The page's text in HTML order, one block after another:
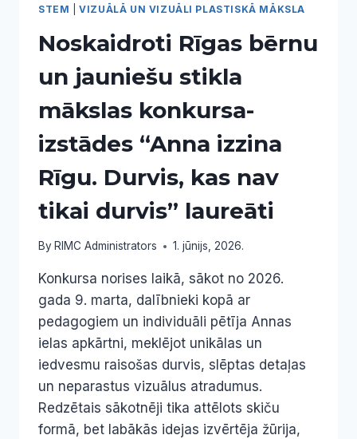
STEM |VIZUĀLĀ UN VIZUĀLI PLASTISKĀ MĀKSLA
Noskaidroti Rīgas bērnu
un jauniešu stikla
mākslas konkursa-
izstādes “Anna izzina
Rīgu. Durvis, kas nav
tikai durvis” laureāti
By RIMC Administrators 1. jūnijs, 2026.
Konkursa norises laikā, sākot no 2026.
gada 9. marta, dalībnieki kopā ar
pedagogiem un individuāli pētīja Annas
ielas apkārtni, meklējot unikālas un
iedvesmu raisošas durvis, slēptas detaļas
un neparastus vizuālus atradumus.
Redzētais sākotnēji tika attēlots skiču
formā, bet labākās idejas izvērtēja žūrija,